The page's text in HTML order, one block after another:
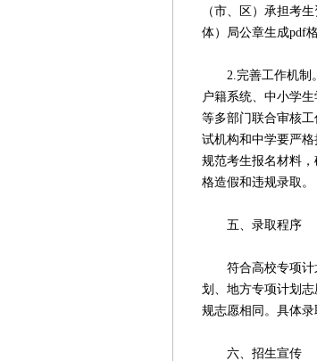
（市、区）承担考
体）局公章生成pdf
2.完善工作机制。
户籍系统、中小学
等多部门联合审核
试机构和中学要严
规范考生报名材料
格造假和违规录取。
五、录取程序
符合高校专项计划
划、地方专项计划
规志愿相同。具体录
六、招生宣传